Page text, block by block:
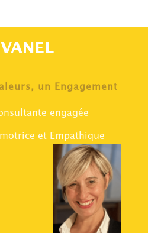
un Engagement
engagée
et Empathique